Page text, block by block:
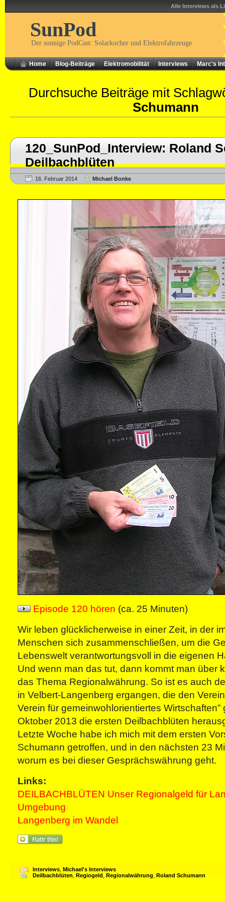
Alle Interviews als
SunPod
Der sonnige PodCast: Solarkocher und Elektrofahrzeuge
Home Blog-Beiträge Elektromobilität Interviews Marc's
Durchsuche Beiträge mit
Schumann
120_SunPod_Interview: Roland
Deilbachblüten
16. Februar 2014 Michael Bonke
Episode 120 hören (ca. 25 Minuten)
Wir leben glücklicherweise in einer Zeit, in der
Menschen sich zusammenschließen, um die
Lebenswelt verantwortungsvoll in die eigenen
Und wenn man das tut, dann kommt man über
das Thema Regionalwährung. So ist es auch
in Velbert-Langenberg ergangen, die den
Verein für gemeinwohlorientiertes
Oktober 2013 die ersten Deilbachblüten
Letzte Woche habe ich mich mit dem ersten
Schumann getroffen, und in den nächsten 23
worum es bei dieser Gesprächswährung geht.
Links:
DEILBACHBLÜTEN Unser Regionalgeld für
Umgebung
Langenberg im Wandel
Interviews Michael's Interviews
Deilbachblüten Regiogeld Regionalwährung Roland Schumann